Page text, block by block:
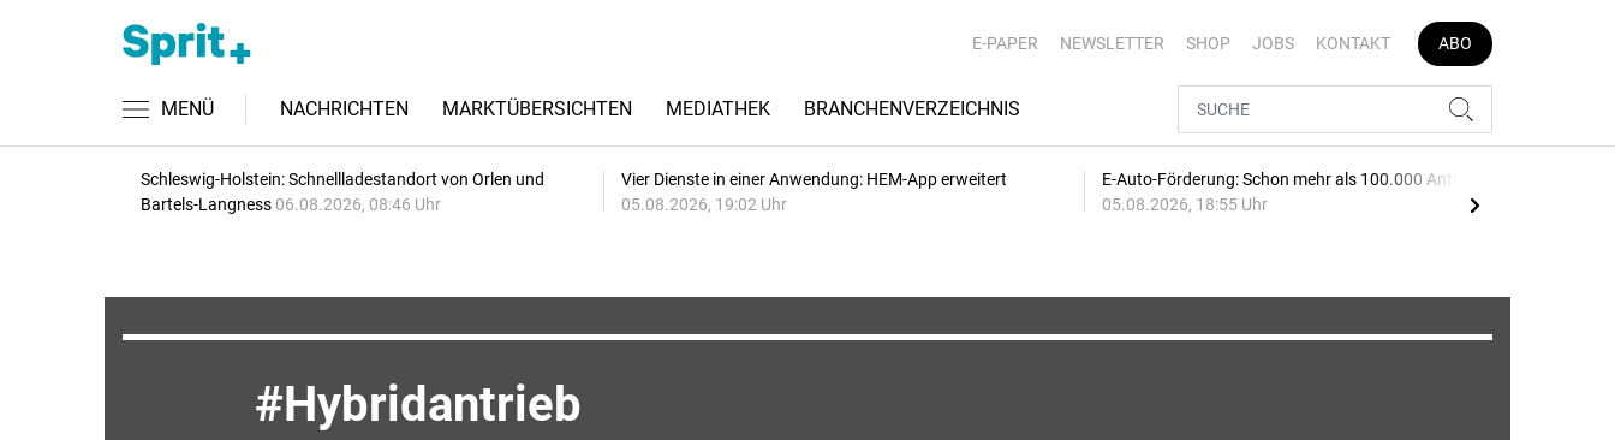
E-PAPER NEWSLETTER SHOP JOBS KONTAKT ABO
MENÜ NACHRICHTEN MARKTÜBERSICHTEN MEDIATHEK BRANCHENVERZEICHNIS
Schleswig-Holstein: Schnellladestandort von Orlen und
Bartels-Langness 06.08.2026, 08:46 Uhr
Vier Dienste in einer Anwendung: HEM-App erweitert
05.08.2026, 19:02 Uhr
E-Auto-Förderung: Schon mehr als 100.000 Anträge
05.08.2026, 18:55 Uhr
Hybridantrieb